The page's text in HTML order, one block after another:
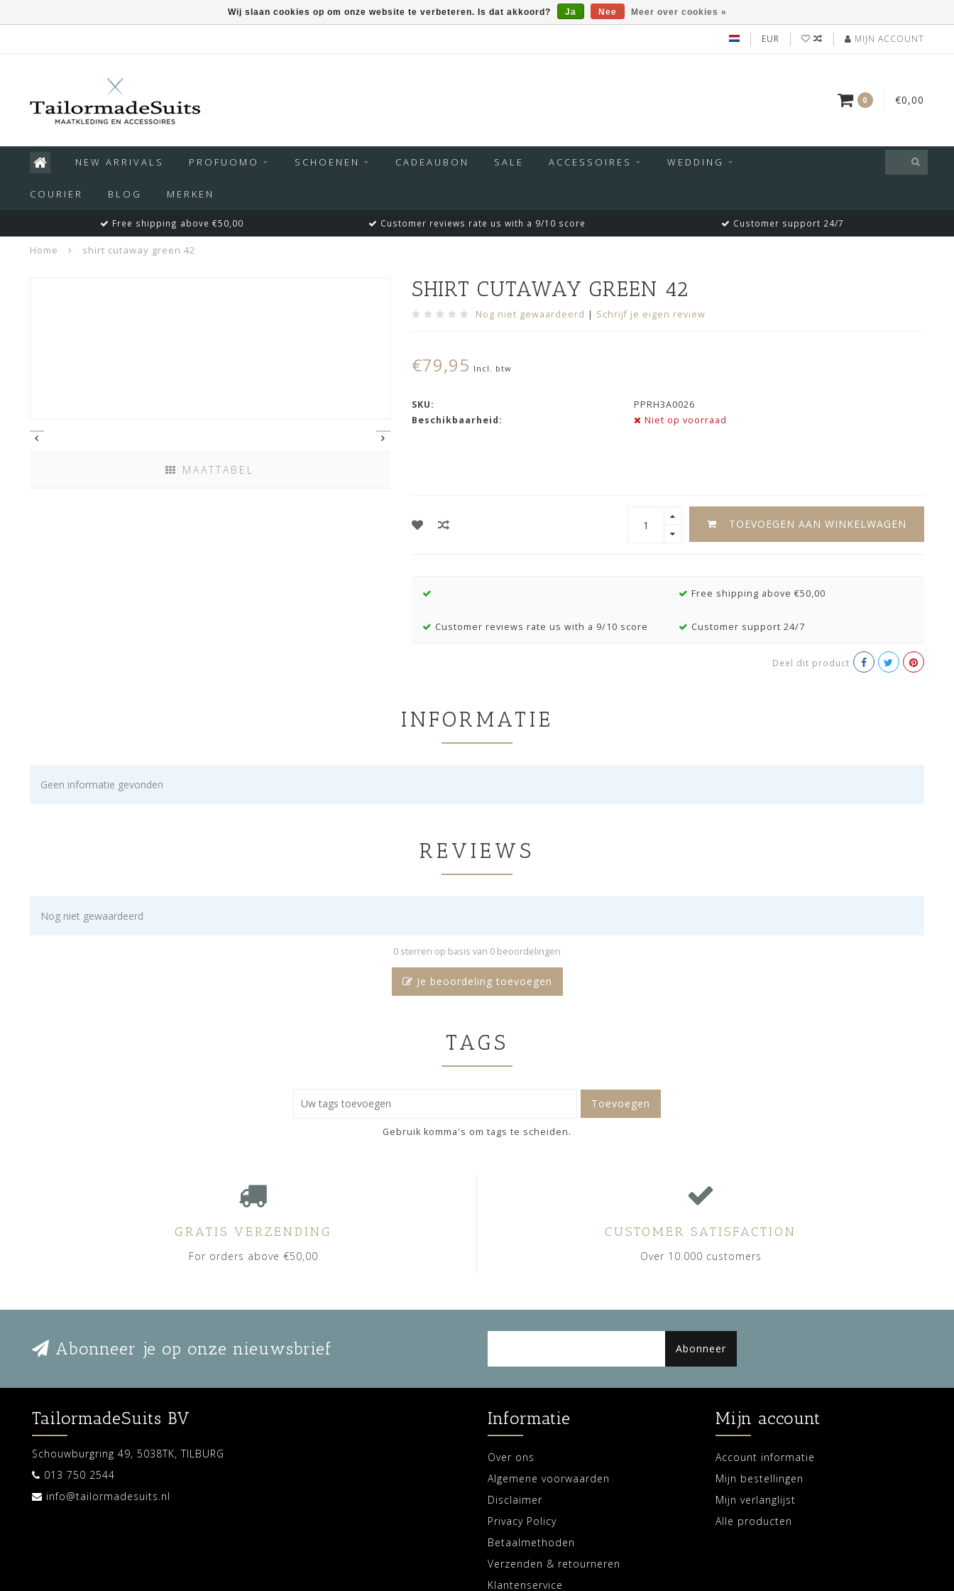
EUR MIJN ACCOUNT
0 €0,00
NEW ARRIVALS PROFUOMO SCHOENEN CADEAUBON SALE ACCESSOIRES WEDDING
COURIER BLOG MERKEN
Free shipping above €50,00 Customer reviews rate us with a 9/10 score Customer support 24/7
Home shirt cutaway green 42
MAATTABEL
SHIRT CUTAWAY GREEN 42
Nog niet gewaardeerd | Schrijf je eigen review
€79,95 Incl. btw
SKU:
PPRH3A0026
Beschikbaarheid:
Niet op voorraad
TOEVOEGEN AAN WINKELWAGEN
Free shipping above €50,00
Customer reviews rate us with a 9/10 score Customer support 24/7
Deel dit product
INFORMATIE
Geen informatie gevonden
REVIEWS
Nog niet gewaardeerd
0 sterren op basis van 0 beoordelingen
Je beoordeling toevoegen
TAGS
Toevoegen
Gebruik komma's om tags te scheiden.
Wij slaan cookies op om onze website te verbeteren. Is dat akkoord? Ja Nee Meer over cookies »
GRATIS VERZENDING
For orders above €50,00
CUSTOMER SATISFACTION
Over 10.000 customers
Abonneer je op onze nieuwsbrief Abonneer
TailormadeSuits BV
Schouwburgring 49, 5038TK, TILBURG
013 750 2544
info@tailormadesuits.nl
Informatie
Over ons
Algemene voorwaarden
Disclaimer
Privacy Policy
Betaalmethoden
Verzenden & retourneren
Klantenservice
Mijn account
Account informatie
Mijn bestellingen
Mijn verlanglijst
Alle producten